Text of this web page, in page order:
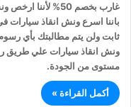
غارب بخصم 50%
باننا اسرع ونش انقاذ سيارات
ونش انقاذ سيارات علي طريق
مستوى من الجودة.
أكمل القراءة »